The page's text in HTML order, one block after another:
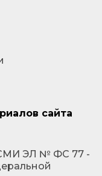
сайта
СМИ ЭЛ № ФС 77 -